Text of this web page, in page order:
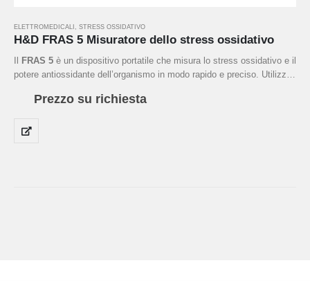
ELETTROMEDICALI STRESS OSSIDATIVO
H&D FRAS 5 Misuratore dello stress ossidativo
FRAS 5 è un dispositivo portatile che misura lo stress ossidativo e il
potere antiossidante dell’organismo in modo rapido e preciso. Utilizza
per valutare la capacità antiossidante. Calcola indici come l’OSI e
impiegato in ambito medico, sportivo e nutrizionale, e fornisce risultati
Prezzo su richiesta